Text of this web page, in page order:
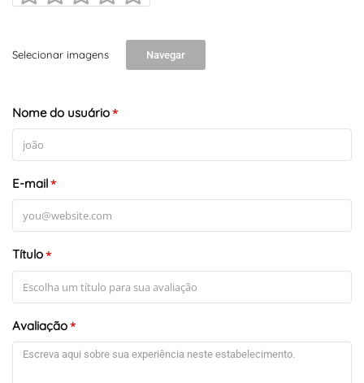
Leaflet
Selecionar imagens Navegar
Nome do usuário*
E-mail*
Título*
Avaliação*